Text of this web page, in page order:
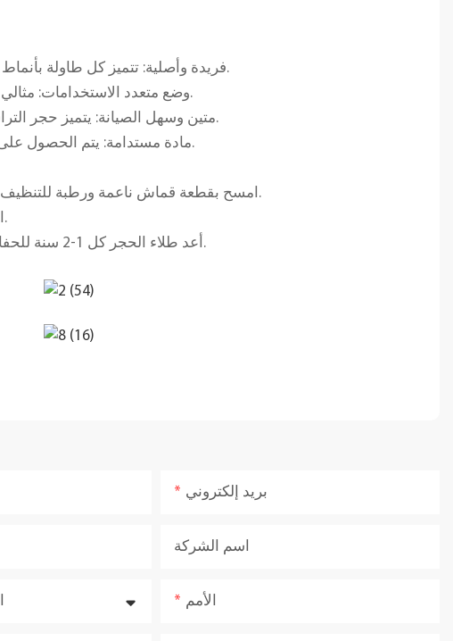
✅ فريدة وأصلية: تتميز كل طاولة بأنماط ومسام فريدة من نوعها من الأحجار الطبيعية، مما يضمن أن تكون قطعتك أصلية حقًا.
✅ وضع متعدد الاستخدامات: مثالي كطاولة جانبية للأريكة، أو منضدة ليلية، أو قاعدة عرض للأعمال الفنية والنباتات.
✅ متين وسهل الصيانة: يتميز حجر الترافرتين المغلق بمقاومته للخدوش والانسكابات، مما يجعله مناسبًا للاستخدام اليومي.
✅ مادة مستدامة: يتم الحصول على حجر الترافرتين من محاجر تدار بشكل مسؤول، وهو خيار متجدد وصديق للبيئة.
امسح بقطعة قماش ناعمة ورطبة للتنظيف؛ تجنب المواد الكيميائية القاسية أو المنظفات الكاشطة التي قد تتلف المادة المانعة للتسرب.
امسح السوائل المنسكبة فوراً لمنع تلطيخ الملابس.
أعد طلاء الحجر كل 1-2 سنة للحفاظ على مقاومته للماء (نقدم مجموعة مواد مانعة للتسرب مجانية مع عملية الشراء).
بريد إلكتروني
اسم الشركة
الأمم